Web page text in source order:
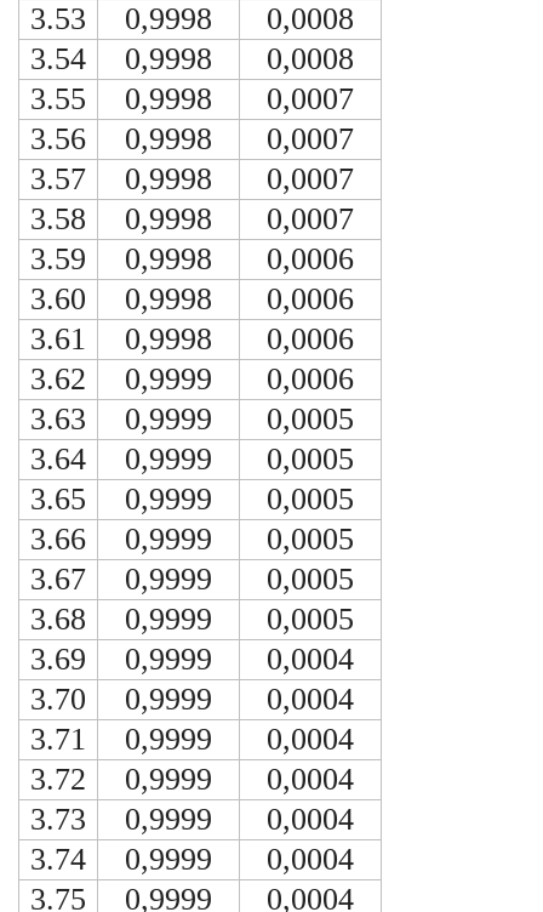
3.53
0,9998
0,0008
3.54
0,9998
0,0008
3.55
0,9998
0,0007
3.56
0,9998
0,0007
3.57
0,9998
0,0007
3.58
0,9998
0,0007
3.59
0,9998
0,0006
3.60
0,9998
0,0006
3.61
0,9998
0,0006
3.62
0,9999
0,0006
3.63
0,9999
0,0005
3.64
0,9999
0,0005
3.65
0,9999
0,0005
3.66
0,9999
0,0005
3.67
0,9999
0,0005
3.68
0,9999
0,0005
3.69
0,9999
0,0004
3.70
0,9999
0,0004
3.71
0,9999
0,0004
3.72
0,9999
0,0004
3.73
0,9999
0,0004
3.74
0,9999
0,0004
3.75
0,9999 0,0004